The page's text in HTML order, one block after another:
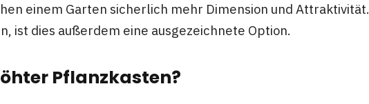
einem Garten sicherlich mehr Dimension und Attraktivität.
ist dies außerdem eine ausgezeichnete Option.
Pflanzkasten?